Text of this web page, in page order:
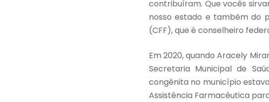
contribuíram. Que vocês
nosso estado e também do
(CFF), que é conselheiro
Em 2020, quando Aracely
Secretaria Municipal de
congênita no município
Assistência Farmacêutica